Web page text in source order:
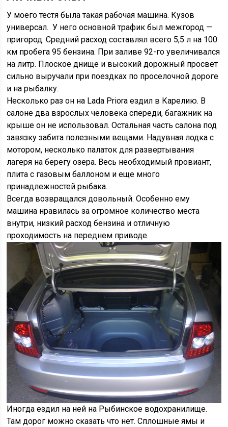
У моего тестя была такая рабочая машина. Кузов
универсал. У него основной трафик был межгород —
пригород. Средний расход составлял всего 5,5 л на 100
км пробега 95 бензина. При заливе 92-го увеличивался
на литр. Плоское днище и высокий дорожный просвет
сильно выручали при поездках по проселочной дороге
и на рыбалку.
Несколько раз он на Lada Priora ездил в Карелию. В
салоне два взрослых человека спереди, багажник на
крыше он не использовал. Остальная часть салона под
завязку забита полезными вещами. Надувная лодка с
мотором, несколько палаток для развертывания
лагеря на берегу озера. Весь необходимый провиант,
плита с газовым баллоном и еще много
принадлежностей рыбака.
Всегда возвращался довольный. Особенно ему
машина нравилась за огромное количество места
внутри, низкий расход бензина и отличную
проходимость на переднем приводе.
Иногда ездил на ней на Рыбинское водохранилище.
Там дорог можно сказать что нет. Сплошные ямы и